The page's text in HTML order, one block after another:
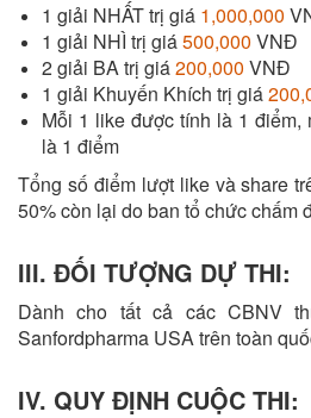
1 giải NHẤT trị giá 1,000,000
1 giải NHÌ trị giá500,000 VNĐ
2 giải BA trị giá200,000 VNĐ
1 giải Khuyến Khích trị giá
Mỗi 1 like được tính là 1 điểm,
là 1 điểm
Tổng số điểm lượt like và share
50% còn lại do ban tổ chức chấm
III. ĐỐI TƯỢNG DỰ THI:
Dành cho tất cả các CBNV
Sanfordpharma USA trên toàn
IV. QUY ĐỊNH CUỘC THI: